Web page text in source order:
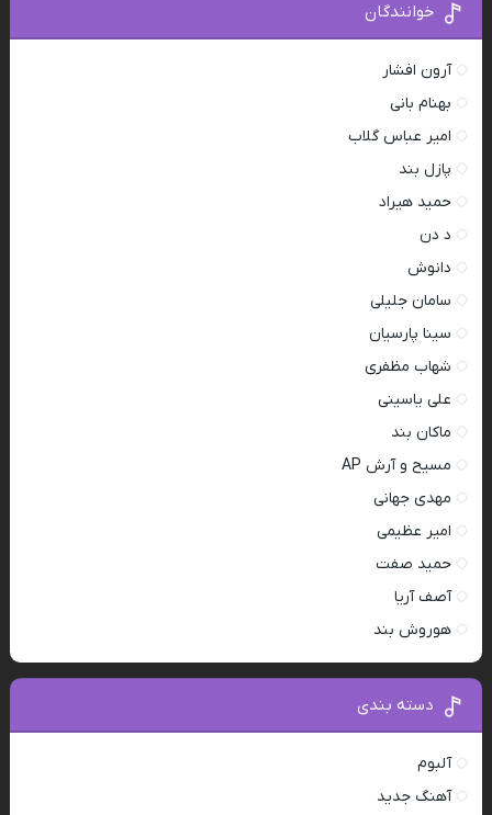
خوانندگان
آرون افشار
بهنام بانی
امیر عباس گلاب
پازل بند
حمید هیراد
د دن
دانوش
سامان جلیلی
سینا پارسیان
شهاب مظفری
علی یاسینی
ماکان بند
مسیح و آرش AP
مهدی جهانی
امیر عظیمی
حمید صفت
آصف آریا
هوروش بند
دسته بندی
آلبوم
آهنگ جدید